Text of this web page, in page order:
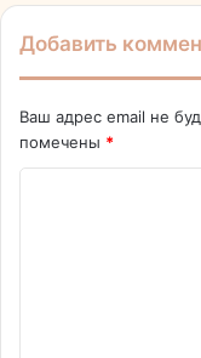
Добавить
Ваш адрес email не
помечены *